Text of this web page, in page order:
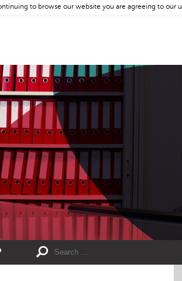
to browse our website you are agreeing to our